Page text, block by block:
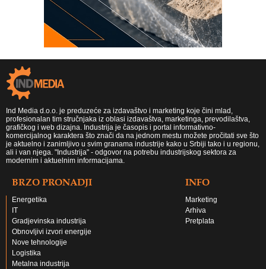
Ind Media d.o.o. je preduzeće za izdavaštvo i marketing koje čini mlad,
profesionalan tim stručnjaka iz oblasi izdavaštva, marketinga, prevodilaštva,
grafičkog i web dizajna. Industrija je časopis i portal informativno-
komercijalnog karaktera što znači da na jednom mestu možete pročitati sve što
je aktuelno i zanimljivo u svim granama industrije kako u Srbiji tako i u regionu,
ali i van njega. "Industrija" - odgovor na potrebu industrijskog sektora za
modernim i aktuelnim informacijama.
BRZO PRONADJI
Energetika
IT
Gradjevinska industrija
Obnovljivi izvori energije
Nove tehnologije
Logistika
Metalna industrija
INFO
Marketing
Arhiva
Pretplata